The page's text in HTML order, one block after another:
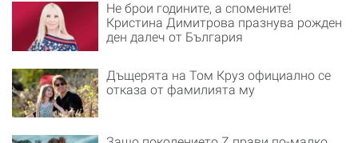
Не брои годините, а спомените!
Кристина Димитрова празнува рожден
ден далеч от България
Дъщерята на Том Круз официално се
отказа от фамилията му